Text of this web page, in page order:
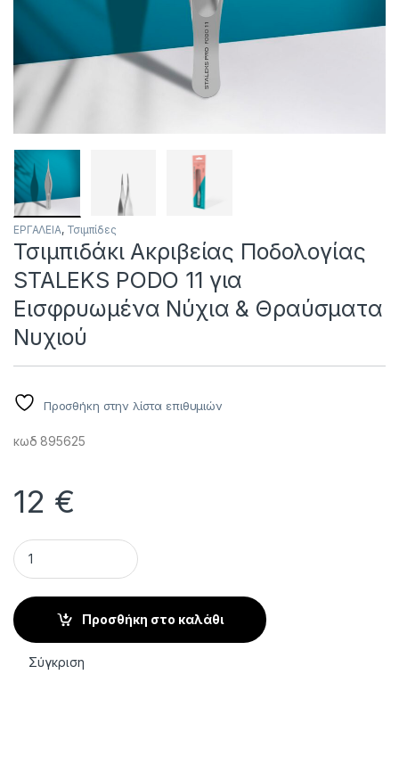
ΕΡΓΑΛΕΙΑ, Τσιμπίδες
Τσιμπιδάκι Ακριβείας Ποδολογίας
STALEKS PODO 11 για
Εισφρυωμένα Νύχια & Θραύσματα
Νυχιού
Προσθήκη στην λίστα επιθυμιών
κωδ 895625
12 €
Τσιμπιδάκι Ακριβείας Ποδολογίας STALEKS PODO 11 για
Προσθήκη στο καλάθι
Σύγκριση